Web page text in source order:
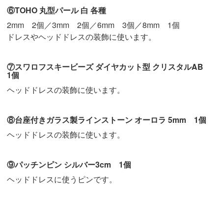
⑥TOHO 丸型パール 白 各種
2mm 2個／3mm 2個／6mm 3個／8mm 1個
ドレスやヘッドドレスの装飾に使います。
⑦スワロフスキービーズ ダイヤカット型 クリスタルAB
1個
ヘッドドレスの装飾に使います。
⑧台座付きガラス製ラインストーン オーロラ 5mm 1個
ヘッドドレスの装飾に使います。
⑨パッチンピン シルバー3cm 1個
ヘッドドレスに使うピンです。